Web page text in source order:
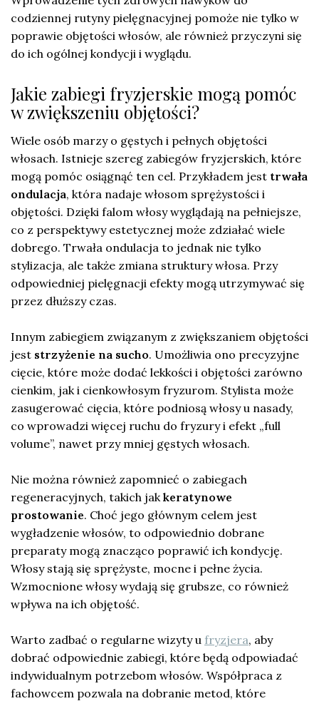
codziennej rutyny pielęgnacyjnej pomoże nie tylko w
poprawie objętości włosów, ale również przyczyni się
do ich ogólnej kondycji i wyglądu.
Jakie zabiegi fryzjerskie mogą pomóc
w zwiększeniu objętości?
Wiele osób marzy o gęstych i pełnych objętości
włosach. Istnieje szereg zabiegów fryzjerskich, które
mogą pomóc osiągnąć ten cel. Przykładem jest trwała
ondulacja, która nadaje włosom sprężystości i
objętości. Dzięki falom włosy wyglądają na pełniejsze,
co z perspektywy estetycznej może zdziałać wiele
dobrego. Trwała ondulacja to jednak nie tylko
stylizacja, ale także zmiana struktury włosa. Przy
odpowiedniej pielęgnacji efekty mogą utrzymywać się
przez dłuższy czas.
Innym zabiegiem związanym z zwiększaniem objętości
jest strzyżenie na sucho. Umożliwia ono precyzyjne
cięcie, które może dodać lekkości i objętości zarówno
cienkim, jak i cienkowłosym fryzurom. Stylista może
zasugerować cięcia, które podniosą włosy u nasady,
co wprowadzi więcej ruchu do fryzury i efekt „full
volume”, nawet przy mniej gęstych włosach.
Nie można również zapomnieć o zabiegach
regeneracyjnych, takich jak keratynowe
prostowanie. Choć jego głównym celem jest
wygładzenie włosów, to odpowiednio dobrane
preparaty mogą znacząco poprawić ich kondycję.
Włosy stają się sprężyste, mocne i pełne życia.
Wzmocnione włosy wydają się grubsze, co również
wpływa na ich objętość.
Warto zadbać o regularne wizyty u fryzjera, aby
dobrać odpowiednie zabiegi, które będą odpowiadać
indywidualnym potrzebom włosów. Współpraca z
fachowcem pozwala na dobranie metod, które